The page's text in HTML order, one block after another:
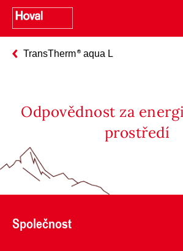
TransTherm aqua L
Odpovědnost za
prostředí
Společnost